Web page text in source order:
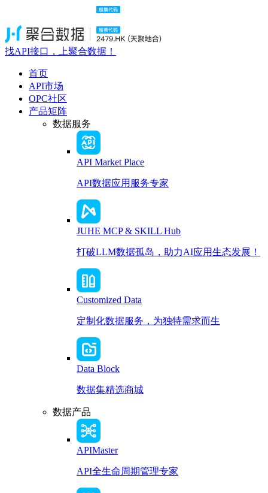
找API接口，上聚合数据！
首页
API市场
OPC社区
产品矩阵
数据服务
API Market Place
API数据应用服务专家
JUHE MCP & SKILL Hub
打破LLM数据孤岛，助力AI应用生态发展！
Customized Data
定制化数据服务，为独特需求而生
Data Block
数据集精选商城
数据产品
APIMaster
API全生命周期管理专家